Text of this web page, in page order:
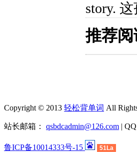
story.
推荐阅
Copyright © 2013 轻松背单词 All
站长邮箱： qsbdcadmin@126.com | QQ
鲁ICP备10014333号-15 51La